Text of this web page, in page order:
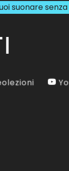
suonare